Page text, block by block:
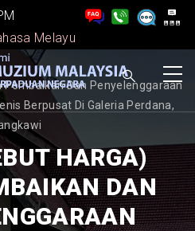
Melayu
Pembaikan Dan Penyelenggaraan
Berpusat Di Galeria Perdana,
HARGA)
DAN